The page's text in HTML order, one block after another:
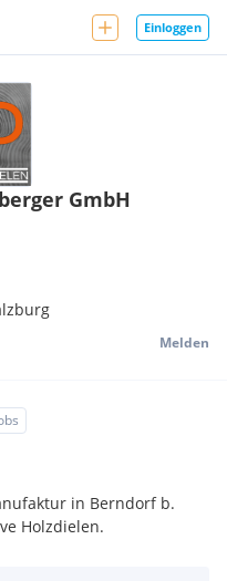
Einloggen
GmbH
Melden
in Berndorf b.
Holzdielen.